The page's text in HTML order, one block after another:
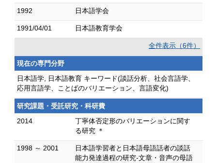
1992 日本語学会
1991/04/01 日本語教育学会
全件表示（6件）
現在の専門分野
日本語学, 日本語教育 キーワード(談話分析、社会言語学、
応用言語学、ことばのバリエーション、言語変化)
研究課題・受託研究・科研費
2014
丁寧体否定形のバリエーションに関す
る研究 ＊
1998 ～ 2001
日本語学習者と日本語母語話者の談話
能力発達過程の研究-文章・音声の母語